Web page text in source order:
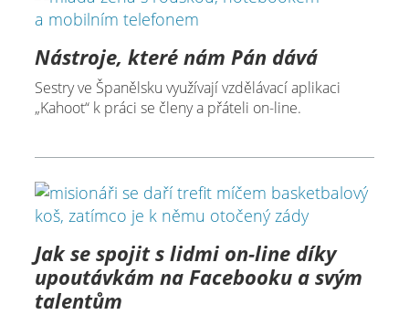
Nástroje, které nám Pán dává
Sestry ve Španělsku využívají vzdělávací aplikaci
„Kahoot“ k práci se členy a přáteli on-line.
Jak se spojit s lidmi on-line díky
upoutávkám na Facebooku a svým
talentům